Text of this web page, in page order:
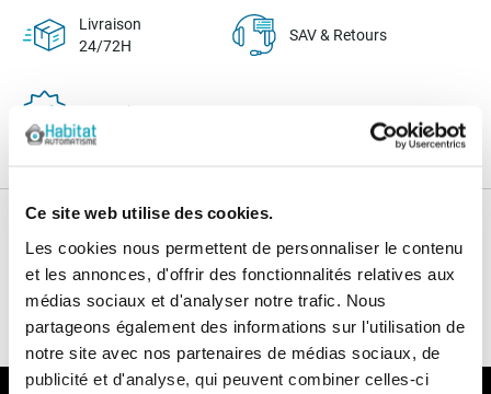
Ce site web utilise des cookies.
Les cookies nous permettent de personnaliser le contenu
et les annonces, d'offrir des fonctionnalités relatives aux
médias sociaux et d'analyser notre trafic. Nous
partageons également des informations sur l'utilisation de
notre site avec nos partenaires de médias sociaux, de
publicité et d'analyse, qui peuvent combiner celles-ci
Livraison
24/72H
SAV & Retours
Garanties